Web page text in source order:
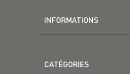
INFORMATIONS
CATÉGORIES